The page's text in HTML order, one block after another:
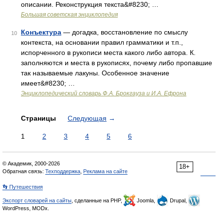
описании. Реконструкция текста&#8230; …
Большая советская энциклопедия
10 Конъектура — догадка, восстановление по смыслу
контекста, на основании правил грамматики и т.п.,
испорченного в рукописи места какого либо автора. К.
заполняются и места в рукописях, почему либо пропавшие
так называемые лакуны. Особенное значение
имеет&#8230; …
Энциклопедический словарь Ф.А. Брокгауза и И.А. Ефрона
Страницы Следующая →
1 2 3 4 5 6
18+
© Академик, 2000-2026
Обратная связь: Техподдержка Реклама на сайте
👣 Путешествия
Экспорт словарей на сайты , сделанные на PHP, Joomla,
Drupal,
WordPress, MODx.